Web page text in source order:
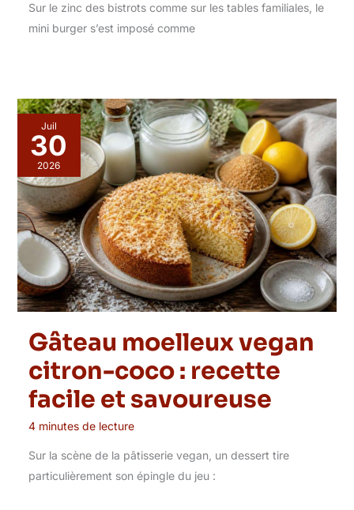
Sur le zinc des bistrots comme sur les tables familiales, le
mini burger s’est imposé comme
Juil
30
2026
Gâteau moelleux vegan
citron-coco : recette
facile et savoureuse
4 minutes de lecture
Sur la scène de la pâtisserie vegan, un dessert tire
particulièrement son épingle du jeu :